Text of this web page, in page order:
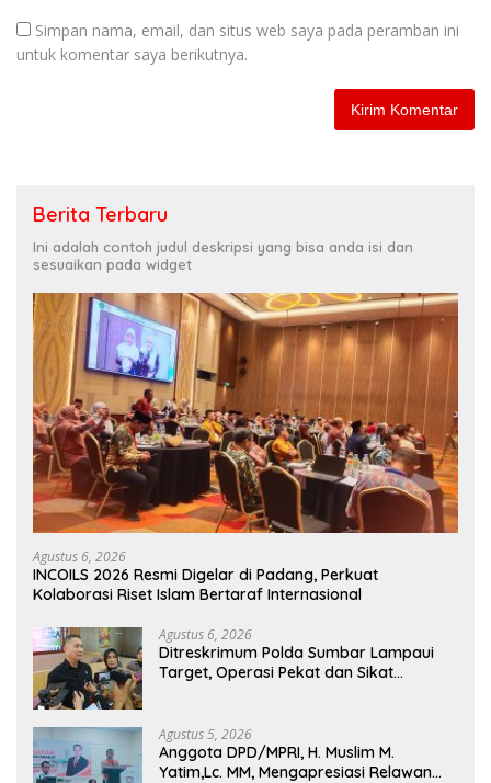
Simpan nama, email, dan situs web saya pada peramban ini
untuk komentar saya berikutnya.
Berita Terbaru
Ini adalah contoh judul deskripsi yang bisa anda isi dan
sesuaikan pada widget
Agustus 6, 2026
INCOILS 2026 Resmi Digelar di Padang, Perkuat
Kolaborasi Riset Islam Bertaraf Internasional
Agustus 6, 2026
Ditreskrimum Polda Sumbar Lampaui
Target, Operasi Pekat dan Sikat
Agustus 5, 2026
Anggota DPD/MPRI, H. Muslim M.
Yatim,Lc. MM, Mengapresiasi Relawan